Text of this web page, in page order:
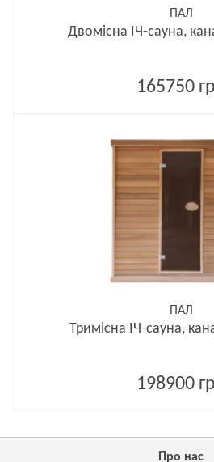
ПАЛ
Двомісна ІЧ-сауна,
165750
ПАЛ
Тримісна ІЧ-сауна,
198900
Про нас